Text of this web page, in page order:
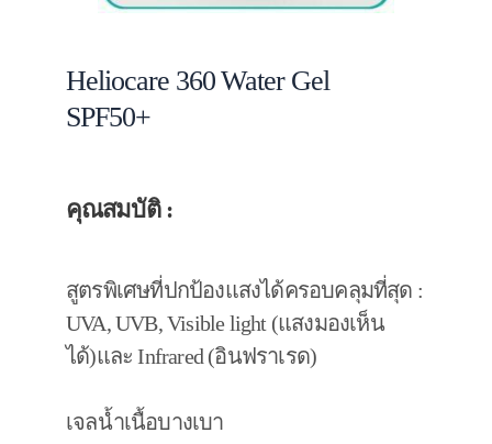
Heliocare 360 Water Gel
SPF50+
คุณสมบัติ :
สูตรพิเศษที่ปกป้องแสงได้ครอบคลุมที่สุด :
UVA, UVB, Visible light (แสงมองเห็น
ได้)และ Infrared (อินฟราเรด)
เจลน้ำเนื้อบางเบา